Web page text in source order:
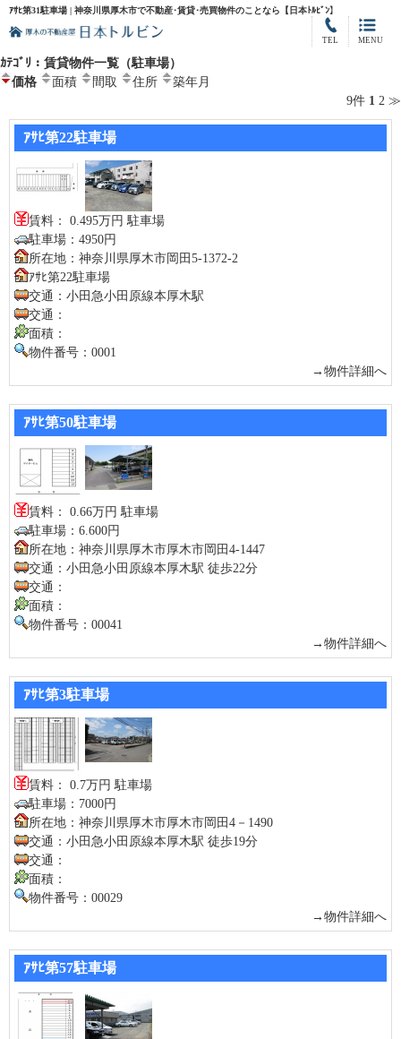
ｱｻﾋ第31駐車場 | 神奈川県厚木市で不動産･賃貸･売買物件のことなら【日本ﾄﾙﾋﾞﾝ】
MENU
TEL
ｶﾃｺﾞﾘ：賃貸物件一覧（駐車場）
価格
面積 間取 住所
築年月
9件 1 2 ≫
ｱｻﾋ第22駐車場
賃料： 0.495万円 駐車場
駐車場：4950円
所在地：神奈川県厚木市岡田5-1372-2
ｱｻﾋ第22駐車場
交通：小田急小田原線本厚木駅
交通：
面積：
物件番号：0001
→物件詳細へ
ｱｻﾋ第50駐車場
賃料： 0.66万円 駐車場
駐車場：6.600円
所在地：神奈川県厚木市厚木市岡田4-1447
交通：小田急小田原線本厚木駅 徒歩22分
交通：
面積：
物件番号：00041
→物件詳細へ
ｱｻﾋ第3駐車場
賃料： 0.7万円 駐車場
駐車場：7000円
所在地：神奈川県厚木市厚木市岡田4－1490
交通：小田急小田原線本厚木駅 徒歩19分
交通：
面積：
物件番号：00029
→物件詳細へ
ｱｻﾋ第57駐車場